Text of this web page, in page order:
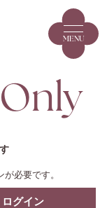
MENU
必要です。
ログイン